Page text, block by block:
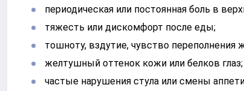
периодическая или постоянная боль в
тяжесть или дискомфорт после еды;
тошноту, вздутие, чувство переполнения
желтушный оттенок кожи или белков глаз;
частые нарушения стула или смены